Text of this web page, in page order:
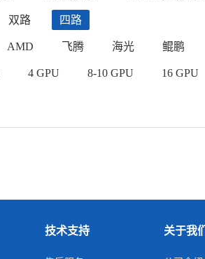
双路 四路
AMD 飞腾 海光 鲲鹏
4 GPU 8-10 GPU 16 GPU
技术支持 关于我们